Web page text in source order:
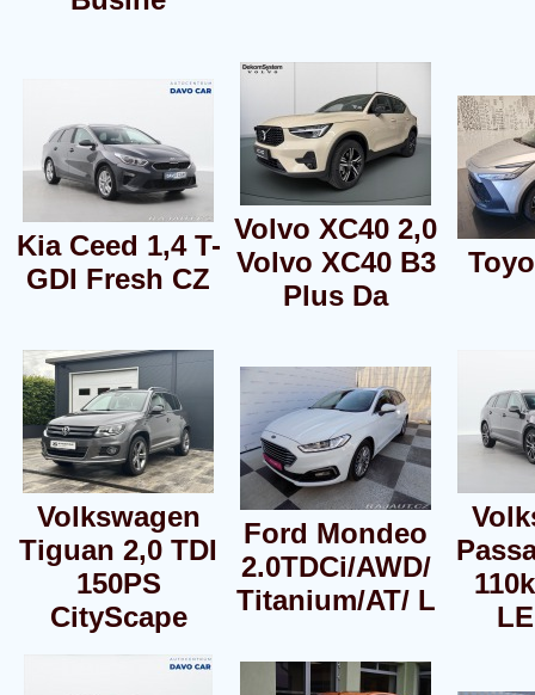
Kia Ceed 1,4 T-
GDI Fresh CZ
Volvo XC40 2,0
Volvo XC40 B3
Plus Da
Volkswagen
Tiguan 2,0 TDI
150PS
CityScape
Ford Mondeo
2.0TDCi/AWD/
Titanium/AT/ L